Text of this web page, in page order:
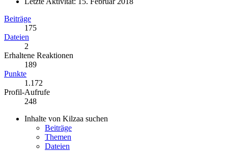
Beiträge
175
Dateien
2
Erhaltene Reaktionen
189
Punkte
1.172
Profil-Aufrufe
248
Inhalte von Kilzaa suchen
Beiträge
Themen
Dateien